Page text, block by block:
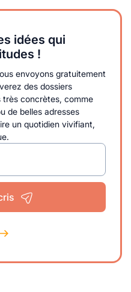
idées qui
!
envoyons gratuitement
des dossiers
très concrètes, comme
de belles adresses
un quotidien vivifiant,